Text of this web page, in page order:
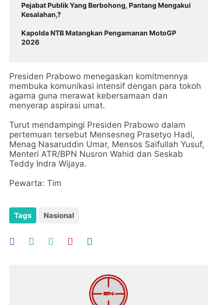
Pejabat Publik Yang Berbohong, Pantang Mengakui
Kesalahan,?
Kapolda NTB Matangkan Pengamanan MotoGP
2026
Presiden Prabowo menegaskan komitmennya
membuka komunikasi intensif dengan para tokoh
agama guna merawat kebersamaan dan
menyerap aspirasi umat.
Turut mendampingi Presiden Prabowo dalam
pertemuan tersebut Mensesneg Prasetyo Hadi,
Menag Nasaruddin Umar, Mensos Saifullah Yusuf,
Menteri ATR/BPN Nusron Wahid dan Seskab
Teddy Indra Wijaya.
Pewarta: Tim
Tags Nasional